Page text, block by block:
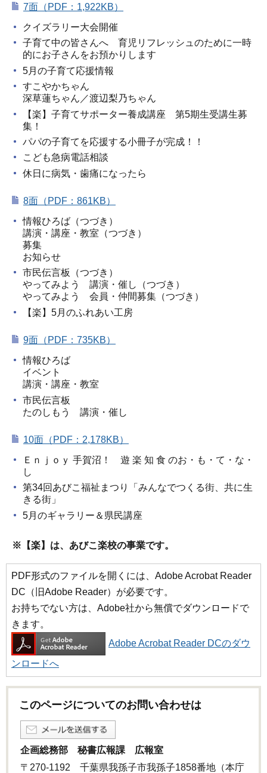
7面（PDF：1,922KB）
クイズラリー大会開催
子育て中の皆さんへ 育児リフレッシュのために一時
的にお子さんをお預かりします
5月の子育て応援情報
すこやかちゃん
深草蓮ちゃん／渡辺梨乃ちゃん
【楽】子育てサポーター養成講座 第5期生受講生募
集！
パパの子育てを応援する小冊子が完成！！
こども急病電話相談
休日に病気・歯痛になったら
8面（PDF：861KB）
情報ひろば（つづき）
講演・講座・教室（つづき）
募集
お知らせ
市民伝言板（つづき）
やってみよう 講演・催し（つづき）
やってみよう 会員・仲間募集（つづき）
【楽】5月のふれあい工房
9面（PDF：735KB）
情報ひろば
イベント
講演・講座・教室
市民伝言板
たのしもう 講演・催し
10面（PDF：2,178KB）
Ｅｎｊｏｙ 手賀沼！ 遊 楽 知 食 のお・も・て・な・
し
第34回あびこ福祉まつり「みんなでつくる街、共に生
きる街」
5月のギャラリー＆県民講座
※【楽】は、あびこ楽校の事業です。
PDF形式のファイルを開くには、Adobe Acrobat Reader
DC（旧Adobe Reader）が必要です。
お持ちでない方は、Adobe社から無償でダウンロードで
きます。
Adobe Acrobat Reader DCのダウ
ンロードへ
このページについてのお問い合わせは
企画総務部 秘書広報課 広報室
〒270-1192 千葉県我孫子市我孫子1858番地（本庁